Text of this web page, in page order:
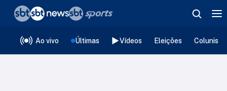
Ao vivo Últimas Vídeos Eleições
❮voltar
Editorias